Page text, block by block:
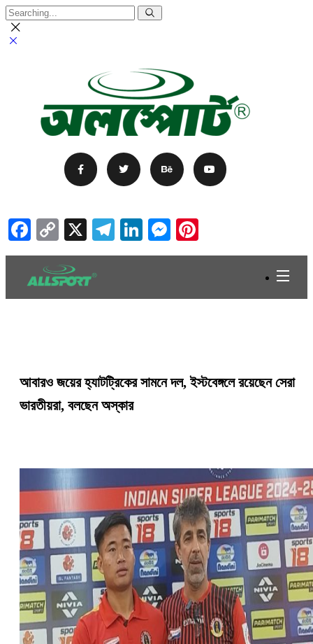
Facebook
Copy
Link
X Telegram
LinkedIn
Messenger
আবারও জয়ের হ্যাটট্রিকের সামনে দল, ইস্টবেঙ্গলে রয়েছেন সেরা
ভারতীয়রা, বলছেন অস্কার